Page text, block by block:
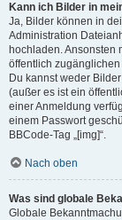
Kann ich Bilder in
Ja, Bilder können in
Administration
hochladen. Ansonsten
öffentlich
Du kannst weder
(außer es ist ein
einer Anmeldung
einem Passwort
BBCode-Tag „[img]“.
Nach oben
Was sind globale
Globale